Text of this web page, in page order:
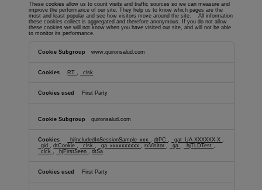
These cookies allow us to count visits and traffic sources so we can measure and
improve the performance of our site. They help us to know which pages are the
most and least popular and see how visitors move around the site. All information
these cookies collect is aggregated and therefore anonymous. If you do not allow
these cookies we will not know when you have visited our site, and will not be able
to monitor its performance.
Cookies
www.quironsalud.com
RT _clsk
First Party
quironsalud.com
_hjIncludedInSessionSample_xxx ,dtPC _gat_UA-XXXXXX-X
_gid
,dtCookie _clsk _ga_xxxxxxxxxx ,rxVisitor _ga _hjTLDTest
_clck
_hjFirstSeen ,dtSa
First Party